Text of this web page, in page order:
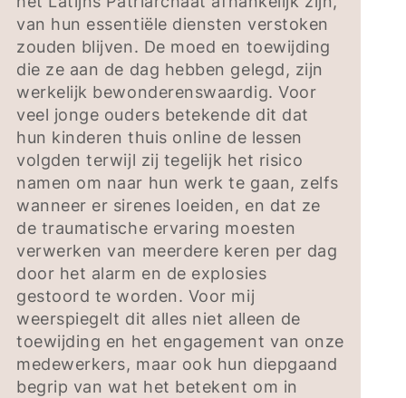
van hun essentiële diensten verstoken
zouden blijven. De moed en toewijding
die ze aan de dag hebben gelegd, zijn
werkelijk bewonderenswaardig. Voor
veel jonge ouders betekende dit dat
hun kinderen thuis online de lessen
volgden terwijl zij tegelijk het risico
namen om naar hun werk te gaan, zelfs
wanneer er sirenes loeiden, en dat ze
de traumatische ervaring moesten
verwerken van meerdere keren per dag
door het alarm en de explosies
gestoord te worden. Voor mij
weerspiegelt dit alles niet alleen de
toewijding en het engagement van onze
medewerkers, maar ook hun diepgaand
begrip van wat het betekent om in